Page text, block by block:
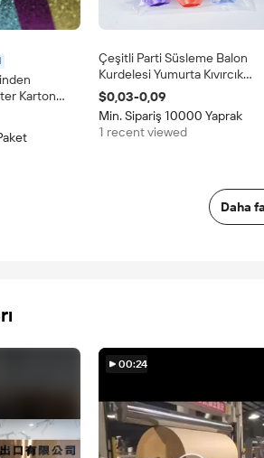
Karton
DIY
Çeşitli Parti Süsleme Balon
Kurdelesi Yumurta Kıvırcık
Polyester Kurdele Hediye
Paketleme Malzemesi Karışık
Renkler 5MM*10M/rulo
$0,03-0,09
Min. Sipariş 10000 Yaprak
1 recent viewed
Daha
00:24